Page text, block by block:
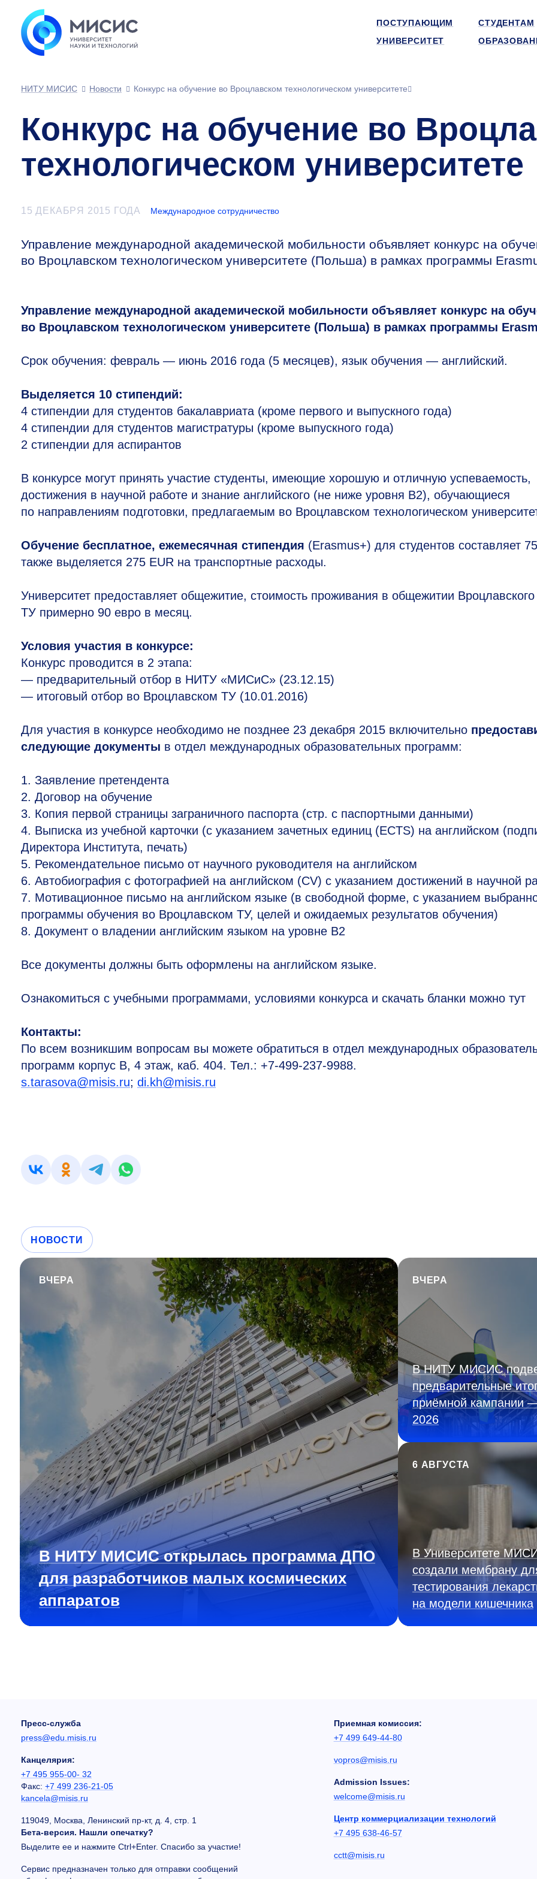
ПОСТУПАЮЩИМ СТУДЕНТАМ
УНИВЕРСИТЕТ
НИТУ МИСИС
Новости Конкурс на обучение во Вроцлавском технологическом университете
Конкурс на обучение во
технологическом университете
15 ДЕКАБРЯ 2015 ГОДА Международное сотрудничество
Управление международной академической мобильности объявляет конкурс на
во Вроцлавском технологическом университете (Польша) в рамках программы
Управление международной академической мобильности объявляет конкурс на
во Вроцлавском технологическом университете (Польша) в рамках программы
Срок обучения: февраль — июнь 2016 года (5 месяцев), язык обучения — английский.
Выделяется 10 стипендий:
4 стипендии для студентов бакалавриата (кроме первого и выпускного года)
4 стипендии для студентов магистратуры (кроме выпускного года)
2 стипендии для аспирантов
В конкурсе могут принять участие студенты, имеющие хорошую и отличную успеваемость,
достижения в научной работе и знание английского (не ниже уровня B2), обучающиеся
по направлениям подготовки, предлагаемым во Вроцлавском технологическом
Обучение бесплатное, ежемесячная стипендия (Erasmus+) для студентов составляет
также выделяется 275 EUR на транспортные расходы.
Университет предоставляет общежитие, стоимость проживания в общежитии Вроцлавского
ТУ примерно 90 евро в месяц.
Условия участия в конкурсе:
Конкурс проводится в 2 этапа:
— предварительный отбор в НИТУ «МИСиС» (23.12.15)
— итоговый отбор во Вроцлавском ТУ (10.01.2016)
Для участия в конкурсе необходимо не позднее 23 декабря 2015 включительно
следующие документы в отдел международных образовательных программ:
1. Заявление претендента
2. Договор на обучение
3. Копия первой страницы заграничного паспорта (стр. с паспортными данными)
4. Выписка из учебной карточки (с указанием зачетных единиц (ECTS) на английском
Директора Института, печать)
5. Рекомендательное письмо от научного руководителя на английском
6. Автобиография с фотографией на английском (CV) с указанием достижений в научной
7. Мотивационное письмо на английском языке (в свободной форме, с указанием
программы обучения во Вроцлавском ТУ, целей и ожидаемых результатов обучения)
8. Документ о владении английским языком на уровне B2
Все документы должны быть оформлены на английском языке.
Ознакомиться с учебными программами, условиями конкурса и скачать бланки можно тут
Контакты:
По всем возникшим вопросам вы можете обратиться в отдел международных
программ корпус В, 4 этаж, каб. 404. Тел.: +7-499-237-9988.
s.tarasova@misis.ru; di.kh@misis.ru
НОВОСТИ
ВЧЕРА
В НИТУ МИСИС открылась программа ДПО
для разработчиков малых космических
аппаратов
ВЧЕРА
В НИТУ МИСИС
предварительные
приёмной кампании
2026
6 АВГУСТА
В Университете
создали мембрану
тестирования
на модели кишечника
Пресс-служба
press@edu.misis.ru
Канцелярия:
+7 495 955-00- 32
Факс: +7 499 236-21-05
kancela@misis.ru
119049, Москва, Ленинский пр-кт, д. 4, стр. 1
Бета-версия. Нашли опечатку?
Выделите ее и нажмите Ctrl+Enter. Спасибо за участие!
Сервис предназначен только для отправки сообщений
Приемная комиссия:
+7 499 649-44-80
vopros@misis.ru
Admission Issues:
welcome@misis.ru
Центр коммерциализации технологий
+7 495 638-46-57
cctt@misis.ru